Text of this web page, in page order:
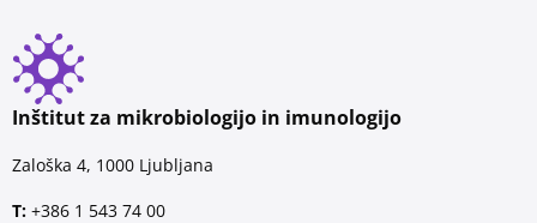
Inštitut za mikrobiologijo in imunologijo
Zaloška 4, 1000 Ljubljana
T: +386 1 543 74 00